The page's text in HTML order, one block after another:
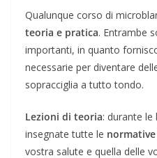
Qualunque corso di
teoria e pratica. Entrambe
importanti, in quanto
necessarie per diventare
sopracciglia a tutto tondo.
Lezioni di teoria: durante le
insegnate tutte le
vostra salute e quella delle